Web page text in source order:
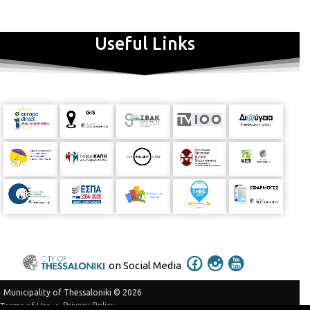
Useful Links
on Social Media
Municipality of Thessaloniki © 2026
Terms of Use
Privacy Policy